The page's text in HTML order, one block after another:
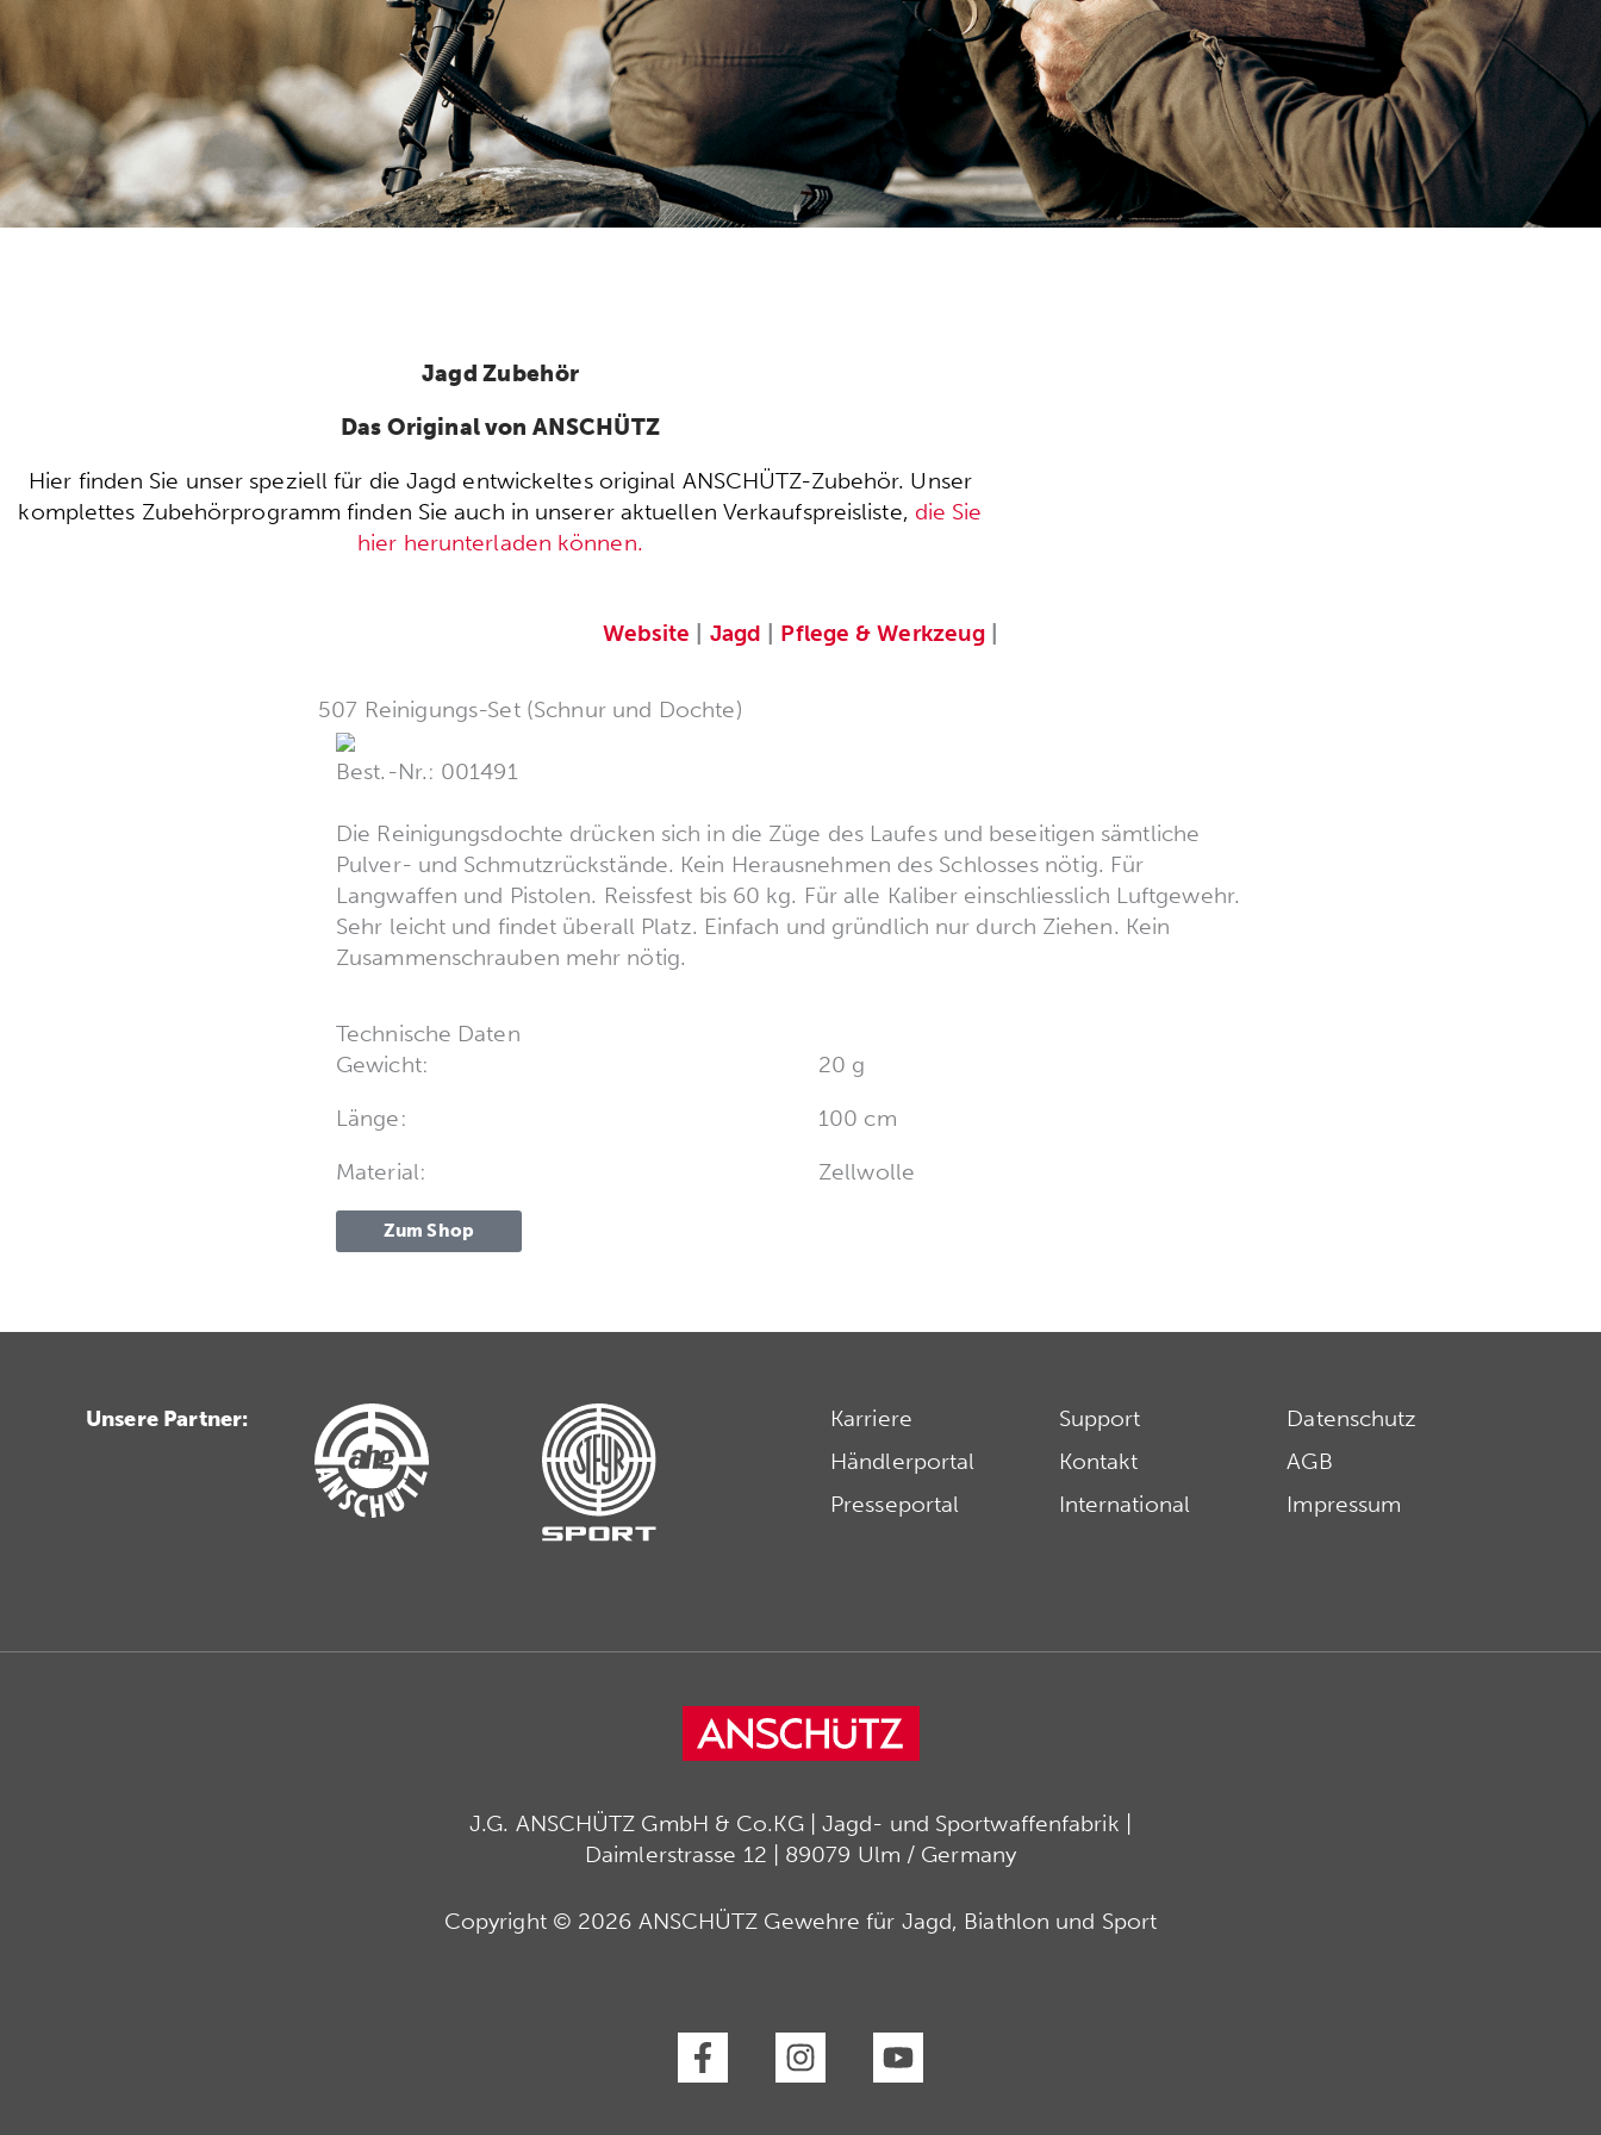
Jagd Zubehör
Das Original von ANSCHÜTZ
Hier finden Sie unser speziell für die Jagd entwickeltes original ANSCHÜTZ-Zubehör. Unser
komplettes Zubehörprogramm finden Sie auch in unserer aktuellen Verkaufspreisliste, die Sie
hier herunterladen können.
Website Jagd Pflege & Werkzeug
507 Reinigungs-Set (Schnur und Dochte)
Best.-Nr.: 001491
Die Reinigungsdochte drücken sich in die Züge des Laufes und beseitigen sämtliche
Pulver- und Schmutzrückstände. Kein Herausnehmen des Schlosses nötig. Für
Langwaffen und Pistolen. Reissfest bis 60 kg. Für alle Kaliber einschliesslich Luftgewehr.
Sehr leicht und findet überall Platz. Einfach und gründlich nur durch Ziehen. Kein
Zusammenschrauben mehr nötig.
Technische Daten
Gewicht:
20 g
Länge:
100 cm
Material:
Zellwolle
Zum Shop
Unsere Partner:
Karriere
Händlerportal
Presseportal
Support
Kontakt
International
Datenschutz
AGB
Impressum
J.G. ANSCHÜTZ GmbH & Co.KG | Jagd- und Sportwaffenfabrik |
Daimlerstrasse 12 | 89079 Ulm / Germany
Copyright © 2026 ANSCHÜTZ Gewehre für Jagd, Biathlon und Sport